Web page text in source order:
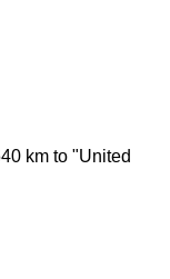
km to "United